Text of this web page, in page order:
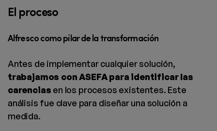
El proceso
Alfresco como pilar de la transformación
Antes de implementar cualquier solución,
trabajamos con ASEFA para identificar las
carencias en los procesos existentes. Este
análisis fue clave para diseñar una solución a
medida.